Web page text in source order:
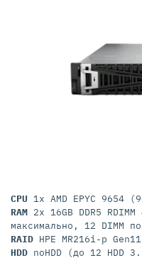
CPU 1x AMD EPYC 9654
RAM 2x 16GB DDR5
максимально, 12 DIMM
RAID HPE MR216i-p
HDD noHDD (до 12 HDD